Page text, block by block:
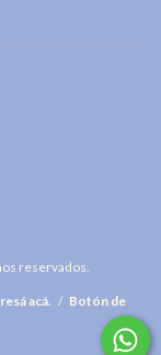
reservados.
acá. / Botón de